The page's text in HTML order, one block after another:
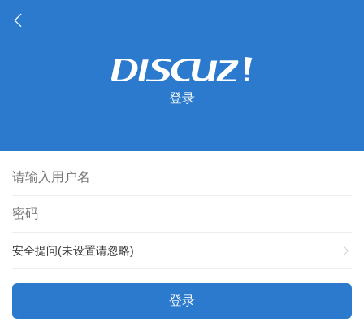
登录
安全提问(未设置请忽略)
登录